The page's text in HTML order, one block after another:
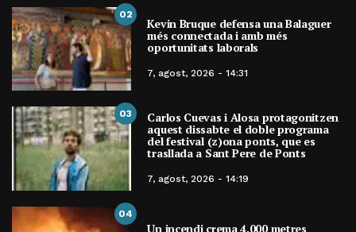
02
Kevin Bruque defensa una Balaguer
més connectada i amb més
oportunitats laborals
7, agost, 2026 - 14:31
03 Carlos Cuevas i Alosa protagonitzen
aquest dissabte el doble programa
del festival (z)ona ponts, que es
trasllada a Sant Pere de Ponts
7, agost, 2026 - 14:19
04
Un incendi crema 4.000 metres